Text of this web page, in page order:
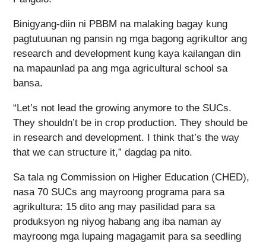
Binigyang-diin ni PBBM na malaking bagay kung
pagtutuunan ng pansin ng mga bagong agrikultor ang
research and development kung kaya kailangan din
na mapaunlad pa ang mga agricultural school sa
bansa.
“Let’s not lead the growing anymore to the SUCs.
They shouldn’t be in crop production. They should be
in research and development. I think that’s the way
that we can structure it,” dagdag pa nito.
Sa tala ng Commission on Higher Education (CHED),
nasa 70 SUCs ang mayroong programa para sa
agrikultura: 15 dito ang may pasilidad para sa
produksyon ng niyog habang ang iba naman ay
mayroong mga lupaing magagamit para sa seedling